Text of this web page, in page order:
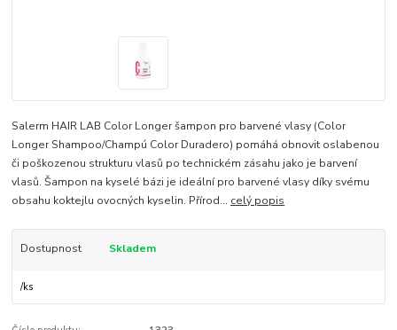
Salerm HAIR LAB Color Longer šampon pro barvené vlasy (Color
Longer Shampoo/Champú Color Duradero) pomáhá obnovit oslabenou
či poškozenou strukturu vlasů po technickém zásahu jako je barvení
vlasů. Šampon na kyselé bázi je ideální pro barvené vlasy díky svému
obsahu koktejlu ovocných kyselin. Přírod... celý popis
Dostupnost Skladem
/ks